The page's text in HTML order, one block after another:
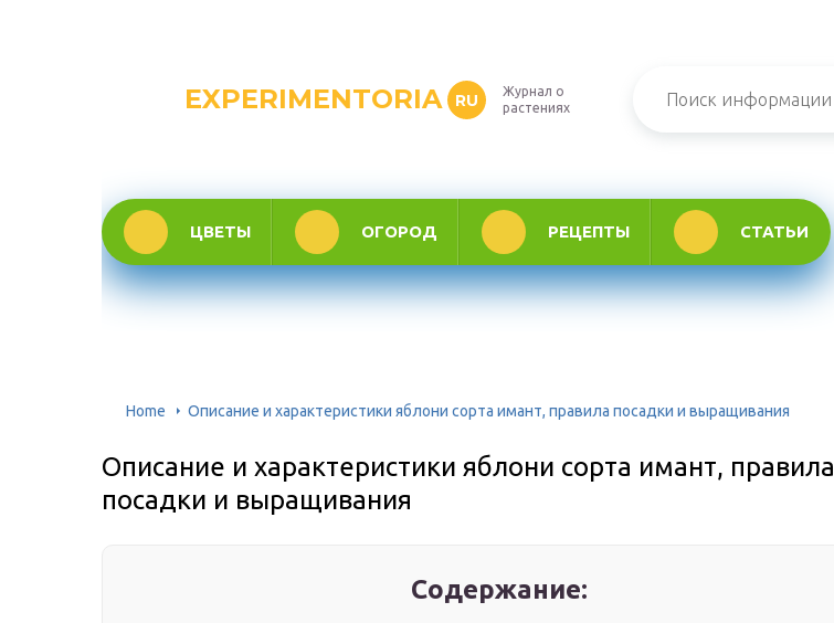
EXPERIMENTORIA RU
Журнал о
растениях
ЦВЕТЫ ОГОРОД РЕЦЕПТЫ СТАТЬИ
Home Описание и характеристики яблони сорта имант, правила посадки и выращивания
Описание и характеристики яблони сорта имант, правила
посадки и выращивания
Содержание: